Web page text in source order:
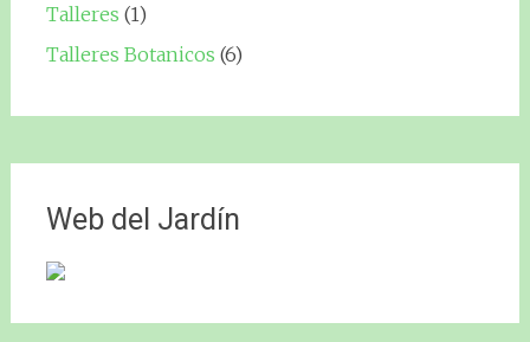
Talleres (1)
Talleres Botanicos (6)
Web del Jardín